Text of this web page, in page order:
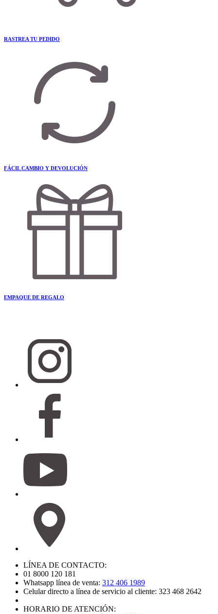
RASTREA TU PEDIDO
FÁCIL CAMBIO Y DEVOLUCIÓN
EMPAQUE DE REGALO
LÍNEA DE CONTACTO:
01 8000 120 181
Whatsapp línea de venta: 312 406 1989
Celular directo a línea de servicio al cliente: 323 468 2642
HORARIO DE ATENCIÓN: